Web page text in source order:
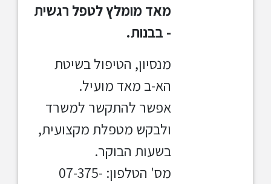
מאד מומלץ לטפל רגשית
- בבנות.
מנסיון, הטיפול בשיטת
הא-ב מאד מועיל.
אפשר להתקשר למשרד
ולבקש מטפלת מקצועית,
בשעות הבוקר.
מס' הטלפון: 07-375-